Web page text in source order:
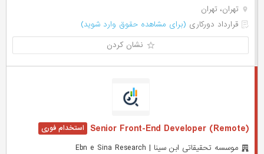
تهران، تهران
قرارداد دورکاری (برای مشاهده حقوق وارد شوید)
نشان کردن
Senior Front-End Developer (Remote)
موسسه تحقیقاتی ابن سینا | Ebn e Sina Research